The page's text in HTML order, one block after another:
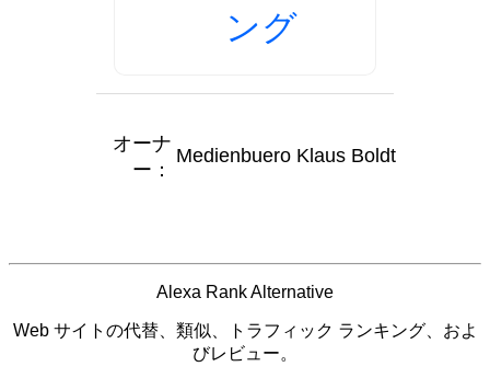
ング
オーナ
ー：
Medienbuero Klaus Boldt
Alexa Rank Alternative
Web サイトの代替、類似、トラフィック ランキング、およ
びレビュー。